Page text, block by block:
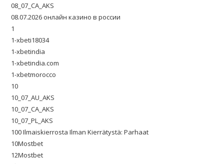
08_07_CA_AKS
08.07.2026 онлайн казино в россии
1
1-xbeti18034
1-xbetindia
1-xbetindia.com
1-xbetmorocco
10
10_07_AU_AKS
10_07_CA_AKS
10_07_PL_AKS
100 Ilmaiskierrosta Ilman Kierrätystä: Parhaat
10Mostbet
12Mostbet